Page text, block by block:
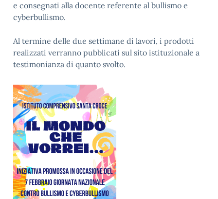
e consegnati alla docente referente al bullismo e
cyberbullismo.
Al termine delle due settimane di lavori, i prodotti
realizzati verranno pubblicati sul sito istituzionale a
testimonianza di quanto svolto.